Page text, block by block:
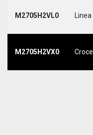
M2705H2VL0 Linea
M2705H2VX0 Croce